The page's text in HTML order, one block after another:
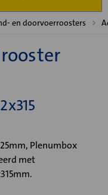
en doorvoerroosters
Plenumbox
met